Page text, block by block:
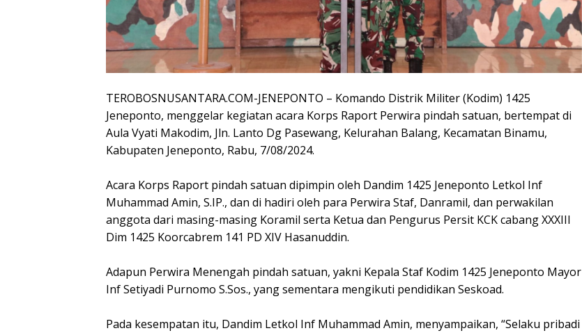
TEROBOSNUSANTARA.COM-JENEPONTO – Komando Distrik Militer (Kodim) 1425
Jeneponto, menggelar kegiatan acara Korps Raport Perwira pindah satuan, bertempat di
Aula Vyati Makodim, Jln. Lanto Dg Pasewang, Kelurahan Balang, Kecamatan Binamu,
Kabupaten Jeneponto, Rabu, 7/08/2024.
Acara Korps Raport pindah satuan dipimpin oleh Dandim 1425 Jeneponto Letkol Inf
Muhammad Amin, S.IP., dan di hadiri oleh para Perwira Staf, Danramil, dan perwakilan
anggota dari masing-masing Koramil serta Ketua dan Pengurus Persit KCK cabang XXXIII
Dim 1425 Koorcabrem 141 PD XIV Hasanuddin.
Adapun Perwira Menengah pindah satuan, yakni Kepala Staf Kodim 1425 Jeneponto Mayor
Inf Setiyadi Purnomo S.Sos., yang sementara mengikuti pendidikan Seskoad.
Pada kesempatan itu, Dandim Letkol Inf Muhammad Amin, menyampaikan, “Selaku pribadi